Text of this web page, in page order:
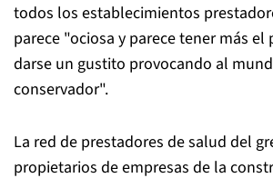
todos los establecimientos
parece "ociosa y parece tener más
darse un gustito provocando al
conservador".
La red de prestadores de salud del
propietarios de empresas de la